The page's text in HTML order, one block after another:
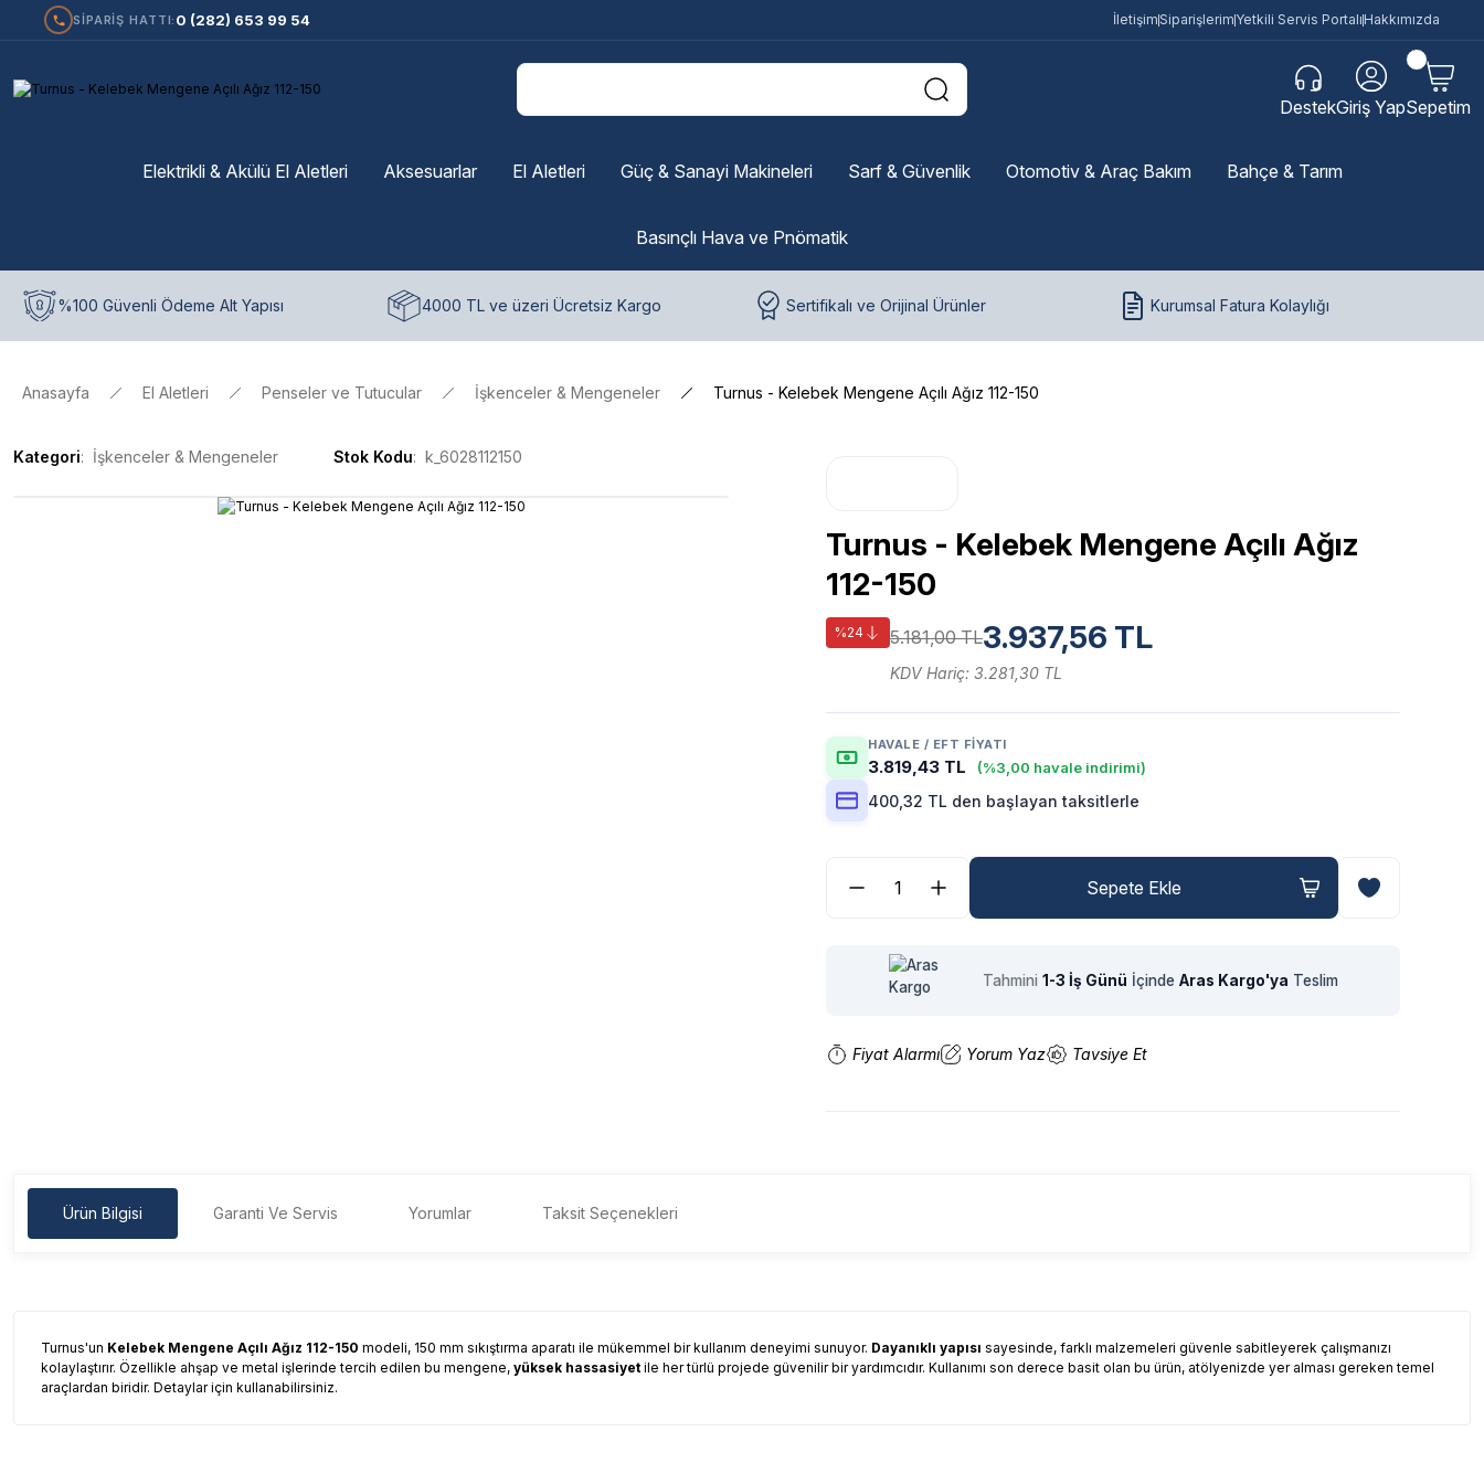
SİPARİŞ HATTI: 0 (282) 653 99 54 İletişimSiparişlerim Yetkili Servis Portalı Hakkımızda
DestekGiriş YapSepetim
Elektrikli & Akülü El Aletleri Aksesuarlar El Aletleri Güç & Sanayi Makineleri Sarf & Güvenlik Otomotiv & Araç Bakım Bahçe & Tarım
Basınçlı Hava ve Pnömatik
%100 Güvenli Ödeme Alt Yapısı 4000 TL ve üzeri Ücretsiz Kargo Sertifikalı ve Orijinal Ürünler Kurumsal Fatura Kolaylığı
Anasayfa El Aletleri Penseler ve Tutucular İşkenceler & Mengeneler Turnus - Kelebek Mengene Açılı Ağız 112-150
Kategori İşkenceler & Mengeneler Stok Kodu k_6028112150
Turnus - Kelebek Mengene Açılı Ağız
112-150
%24 5.181,00 TL3.937,56 TL
KDV Hariç: 3.281,30 TL
HAVALE / EFT FIYATI
3.819,43 TL (%3,00 havale indirimi)
400,32 TL den başlayan taksitlerle
Sepete Ekle
Tahmini 1-3 İş Günü İçinde Aras Kargo'ya Teslim
Fiyat Alarmı Yorum Yaz Tavsiye Et
Ürün Bilgisi Garanti Ve Servis Yorumlar Taksit Seçenekleri
Turnus'un Kelebek Mengene Açılı Ağız 112-150 modeli, 150 mm sıkıştırma aparatı ile mükemmel bir kullanım deneyimi sunuyor. Dayanıklı yapısı sayesinde, farklı malzemeleri güvenle sabitleyerek çalışmanızı
kolaylaştırır. Özellikle ahşap ve metal işlerinde tercih edilen bu mengene, yüksek hassasiyetile her türlü projede güvenilir bir yardımcıdır. Kullanımı son derece basit olan bu ürün, atölyenizde yer alması gereken temel
araçlardan biridir. Detaylar için kullanabilirsiniz.